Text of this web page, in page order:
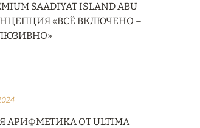
SAADIYAT ISLAND ABU
«ВСЁ ВКЛЮЧЕНО –
АРИФМЕТИКА ОТ ULTIMA